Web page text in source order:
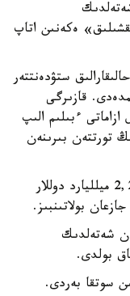
ەكەنىن اتاپ
ستۋدەنتتەر
قازىرگى
جۋىق شەتەل ازاماتى ءبىلىم الىپ
تورتتەن بىرىنەن
بۇعان دەيىن ا ق ش گارۆاردقا بولىنەتىن 2,2 ميلليارد دوللار
بولاتىنبىز.
شەتەلدىك
بولدى.
سوتقا بەردى.